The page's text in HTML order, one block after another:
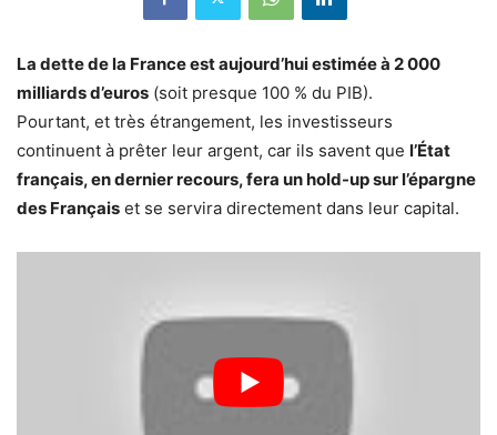
La dette de la France est aujourd’hui estimée à 2 000
milliards d’euros (soit presque 100 % du PIB).
Pourtant, et très étrangement, les investisseurs
continuent à prêter leur argent, car ils savent que l’État
français, en dernier recours, fera un hold-up sur l’épargne
des Français et se servira directement dans leur capital.